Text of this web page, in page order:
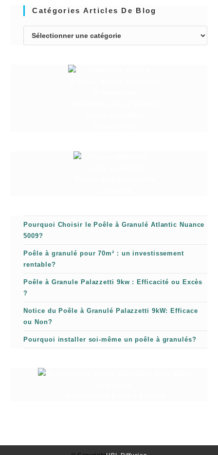
Catégories Articles De Blog
Pourquoi Choisir le Poêle à Granulé Atlantic Nuance
5009?
Poêle à granulé pour 70m² : un investissement
rentable?
Poêle à Granule Palazzetti 9kw : Efficacité ou Excès
?
Notice du Poêle à Granulé Palazzetti 9kW: Efficace
ou Non?
Pourquoi installer soi-même un poêle à granulés?